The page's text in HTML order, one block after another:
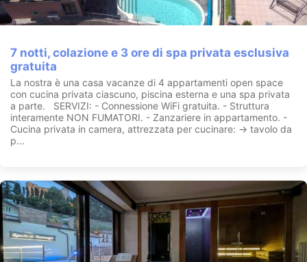
7 notti, colazione e 3 ore di spa privata esclusiva
gratuita
La nostra è una casa vacanze di 4 appartamenti open space
con cucina privata ciascuno, piscina esterna e una spa privata
a parte. SERVIZI: - Connessione WiFi gratuita. - Struttura
interamente NON FUMATORI. - Zanzariere in appartamento. -
Cucina privata in camera, attrezzata per cucinare: -> tavolo da
p...